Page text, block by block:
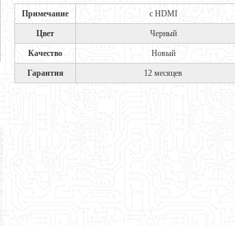
Примечание с HDMI
Цвет Черный
Качество Новый
Гарантия 12 месяцев